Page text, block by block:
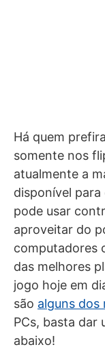
Há quem
somente nos
atualmente a
disponível para
pode usar
aproveitar do
computadores
das melhores
jogo hoje em
são alguns dos
PCs, basta dar
abaixo!